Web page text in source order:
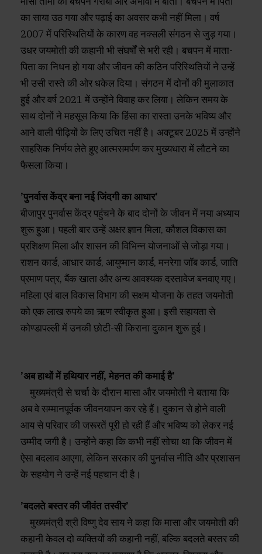
का साया उठ गया और पढ़ाई का अवसर कभी नहीं मिला। वर्ष
2007 में परिस्थितियों के कारण वह नक्सली संगठन से जुड़ गया।
उधर जयमोती की कहानी भी संघर्षों से भरी रही। बचपन में माता-
पिता का निधन हो गया और जीवन की कठिन परिस्थितियों ने उन्हें
भी उसी रास्ते की ओर धकेल दिया। संगठन में दोनों की मुलाकात
हुई और वर्ष 2021 में उन्होंने विवाह कर लिया। लेकिन समय के
साथ दोनों ने महसूस किया कि हिंसा का रास्ता उनके भविष्य और
आने वाली पीढ़ियों के लिए उचित नहीं है। अक्टूबर 2025 में उन्होंने
साहसिक निर्णय लेते हुए आत्मसमर्पण कर मुख्यधारा में लौटने का
फैसला किया।
’पुनर्वास केंद्र बना नई जिंदगी का आधार’
बीजापुर पुनर्वास केंद्र पहुंचने के बाद दोनों के जीवन में नया अध्याय
शुरू हुआ। पहली बार उन्हें अक्षर ज्ञान मिला, कौशल विकास का
प्रशिक्षण मिला और शासन की विभिन्न योजनाओं से जोड़ा गया।
राशन कार्ड, आधार कार्ड, आयुष्मान कार्ड, मनरेगा जॉब कार्ड, जाति
प्रमाण पत्र, बैंक खाता और अन्य आवश्यक दस्तावेज बनवाए गए।
महिला एवं बाल विकास विभाग की सक्षम योजना के तहत जयमोती
को एक लाख रुपये का ऋण स्वीकृत हुआ। इसी सहायता से
कोण्डापल्ली में उनकी छोटी-सी किराना दुकान शुरू हुई।
’अब हाथों में हथियार नहीं, मेहनत की कमाई है’
मुख्यमंत्री से चर्चा के दौरान मासा और जयमोती ने बताया कि
अब वे सम्मानपूर्वक जीवनयापन कर रहे हैं। दुकान से होने वाली
आय से परिवार की जरूरतें पूरी हो रही हैं और भविष्य को लेकर नई
उम्मीद जगी है। उन्होंने कहा कि कभी नहीं सोचा था कि जीवन में
ऐसा बदलाव आएगा, लेकिन सरकार की पुनर्वास नीति और प्रशासन
के सहयोग ने उन्हें नई पहचान दी है।
’बदलते बस्तर की जीवंत तस्वीर’
मुख्यमंत्री श्री विष्णु देव साय ने कहा कि मासा और जयमोती की
कहानी केवल दो व्यक्तियों की कहानी नहीं, बल्कि बदलते बस्तर की